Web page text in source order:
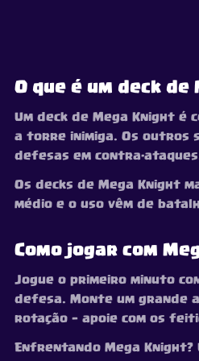
O que é um deck
Um deck de Mega Knight
a torre inimiga. Os outros
defesas em contra-
Os decks de Mega Knight
médio e o uso vêm de
Como jogar com
Jogue o primeiro minuto
defesa. Monte um grande
rotação — apoie com os
Enfrentando Mega